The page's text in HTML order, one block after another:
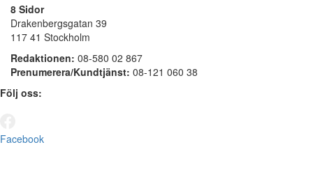
8 Sidor
Drakenbergsgatan 39
117 41 Stockholm
Redaktionen: 08-580 02 867
Prenumerera/Kundtjänst: 08-121 060 38
Följ oss:
Facebook